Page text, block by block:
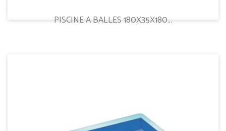
PISCINE A BALLES 180X35X180...